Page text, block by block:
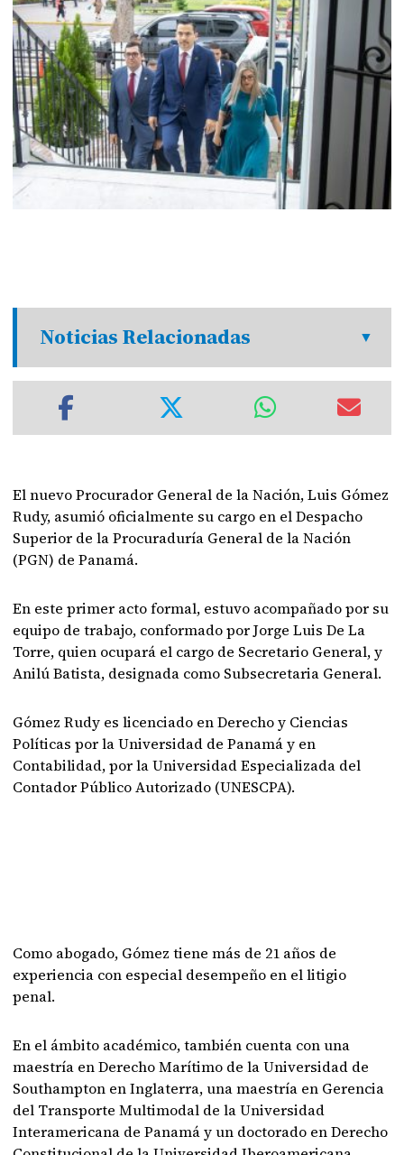
Noticias Relacionadas
El nuevo Procurador General de la Nación, Luis Gómez
Rudy, asumió oficialmente su cargo en el Despacho
Superior de la Procuraduría General de la Nación
(PGN) de Panamá.
En este primer acto formal, estuvo acompañado por su
equipo de trabajo, conformado por Jorge Luis De La
Torre, quien ocupará el cargo de Secretario General, y
Anilú Batista, designada como Subsecretaria General.
Gómez Rudy es licenciado en Derecho y Ciencias
Políticas por la Universidad de Panamá y en
Contabilidad, por la Universidad Especializada del
Contador Público Autorizado (UNESCPA).
Como abogado, Gómez tiene más de 21 años de
experiencia con especial desempeño en el litigio
penal.
En el ámbito académico, también cuenta con una
maestría en Derecho Marítimo de la Universidad de
Southampton en Inglaterra, una maestría en Gerencia
del Transporte Multimodal de la Universidad
Interamericana de Panamá y un doctorado en Derecho